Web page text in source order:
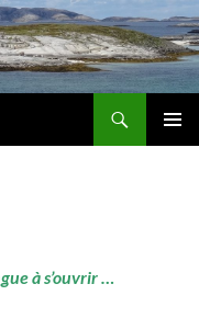
à s’ouvrir …